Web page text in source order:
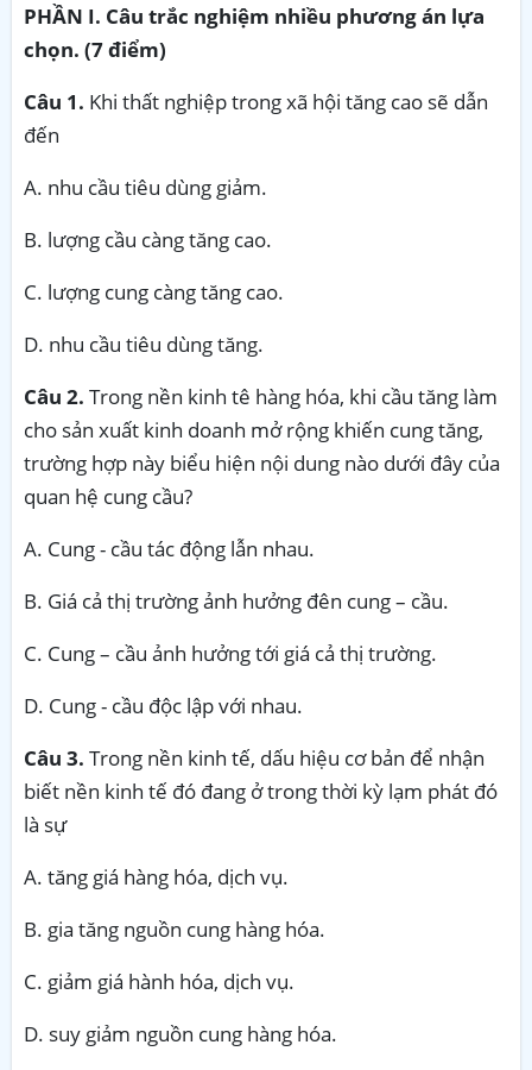
PHẦN I. Câu trắc nghiệm nhiều phương án lựa
chọn. (7 điểm)
Câu 1. Khi thất nghiệp trong xã hội tăng cao sẽ dẫn
đến
A. nhu cầu tiêu dùng giảm.
B. lượng cầu càng tăng cao.
C. lượng cung càng tăng cao.
D. nhu cầu tiêu dùng tăng.
Câu 2. Trong nền kinh tê hàng hóa, khi cầu tăng làm
cho sản xuất kinh doanh mở rộng khiến cung tăng,
trường hợp này biểu hiện nội dung nào dưới đây của
quan hệ cung cầu?
A. Cung - cầu tác động lẫn nhau.
B. Giá cả thị trường ảnh hưởng đên cung – cầu.
C. Cung – cầu ảnh hưởng tới giá cả thị trường.
D. Cung - cầu độc lập với nhau.
Câu 3. Trong nền kinh tế, dấu hiệu cơ bản để nhận
biết nền kinh tế đó đang ở trong thời kỳ lạm phát đó
là sự
A. tăng giá hàng hóa, dịch vụ.
B. gia tăng nguồn cung hàng hóa.
C. giảm giá hành hóa, dịch vụ.
D. suy giảm nguồn cung hàng hóa.